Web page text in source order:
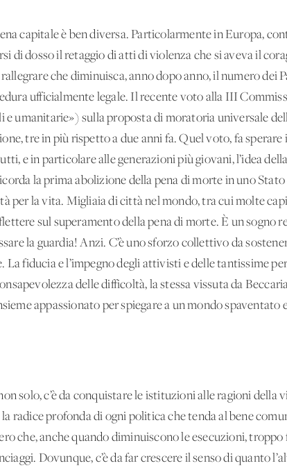
capitale è ben diversa. Particolarmente in Europa,
di dosso il retaggio di atti di violenza che si aveva il
che diminuisca, anno dopo anno, il numero dei
ufficialmente legale. Il recente voto alla III
e umanitarie») sulla proposta di moratoria universale
tre in più rispetto a due anni fa. Quel voto, fa
e in particolare alle generazioni più giovani, l’idea
la prima abolizione della pena di morte in uno
per la vita. Migliaia di città nel mondo, tra cui molte
sul superamento della pena di morte. È un sogno
la guardia! Anzi. C’è uno sforzo collettivo da
La fiducia e l’impegno degli attivisti e delle tantissime
delle difficoltà, la stessa vissuta da
appassionato per spiegare a un mondo spaventato
solo, c’è da conquistare le istituzioni alle ragioni della
radice profonda di ogni politica che tenda al bene
che, anche quando diminuiscono le esecuzioni,
Dovunque, c’è da far crescere il senso di quanto